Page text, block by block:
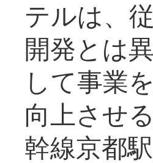
テルは、
開発とは
して事業
向上させ
幹線京都